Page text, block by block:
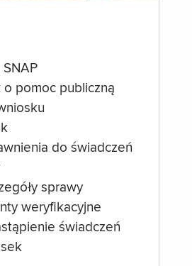
o pomoc publiczną
do świadczeń
sprawy
weryfikacyjne
świadczeń